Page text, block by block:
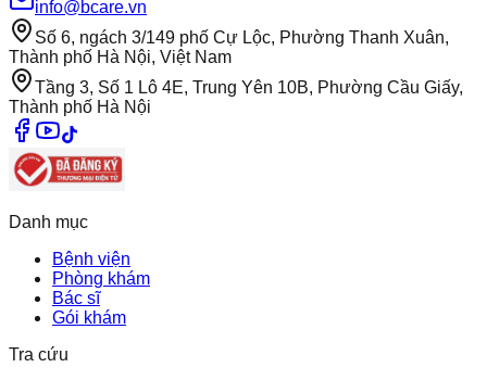
info@bcare.vn
Số 6, ngách 3/149 phố Cự Lộc, Phường Thanh Xuân,
Thành phố Hà Nội, Việt Nam
Tầng 3, Số 1 Lô 4E, Trung Yên 10B, Phường Cầu Giấy,
Thành phố Hà Nội
Danh mục
Bệnh viện
Phòng khám
Bác sĩ
Gói khám
Tra cứu